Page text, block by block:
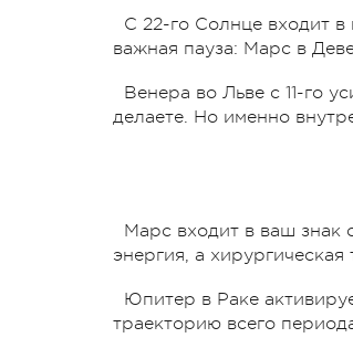
С 22-го Солнце входит
важная пауза: Марс в
Венера во Льве с 11-го
делаете. Но именно
Марс входит в ваш знак
энергия, а
Юпитер в Раке
траекторию всего